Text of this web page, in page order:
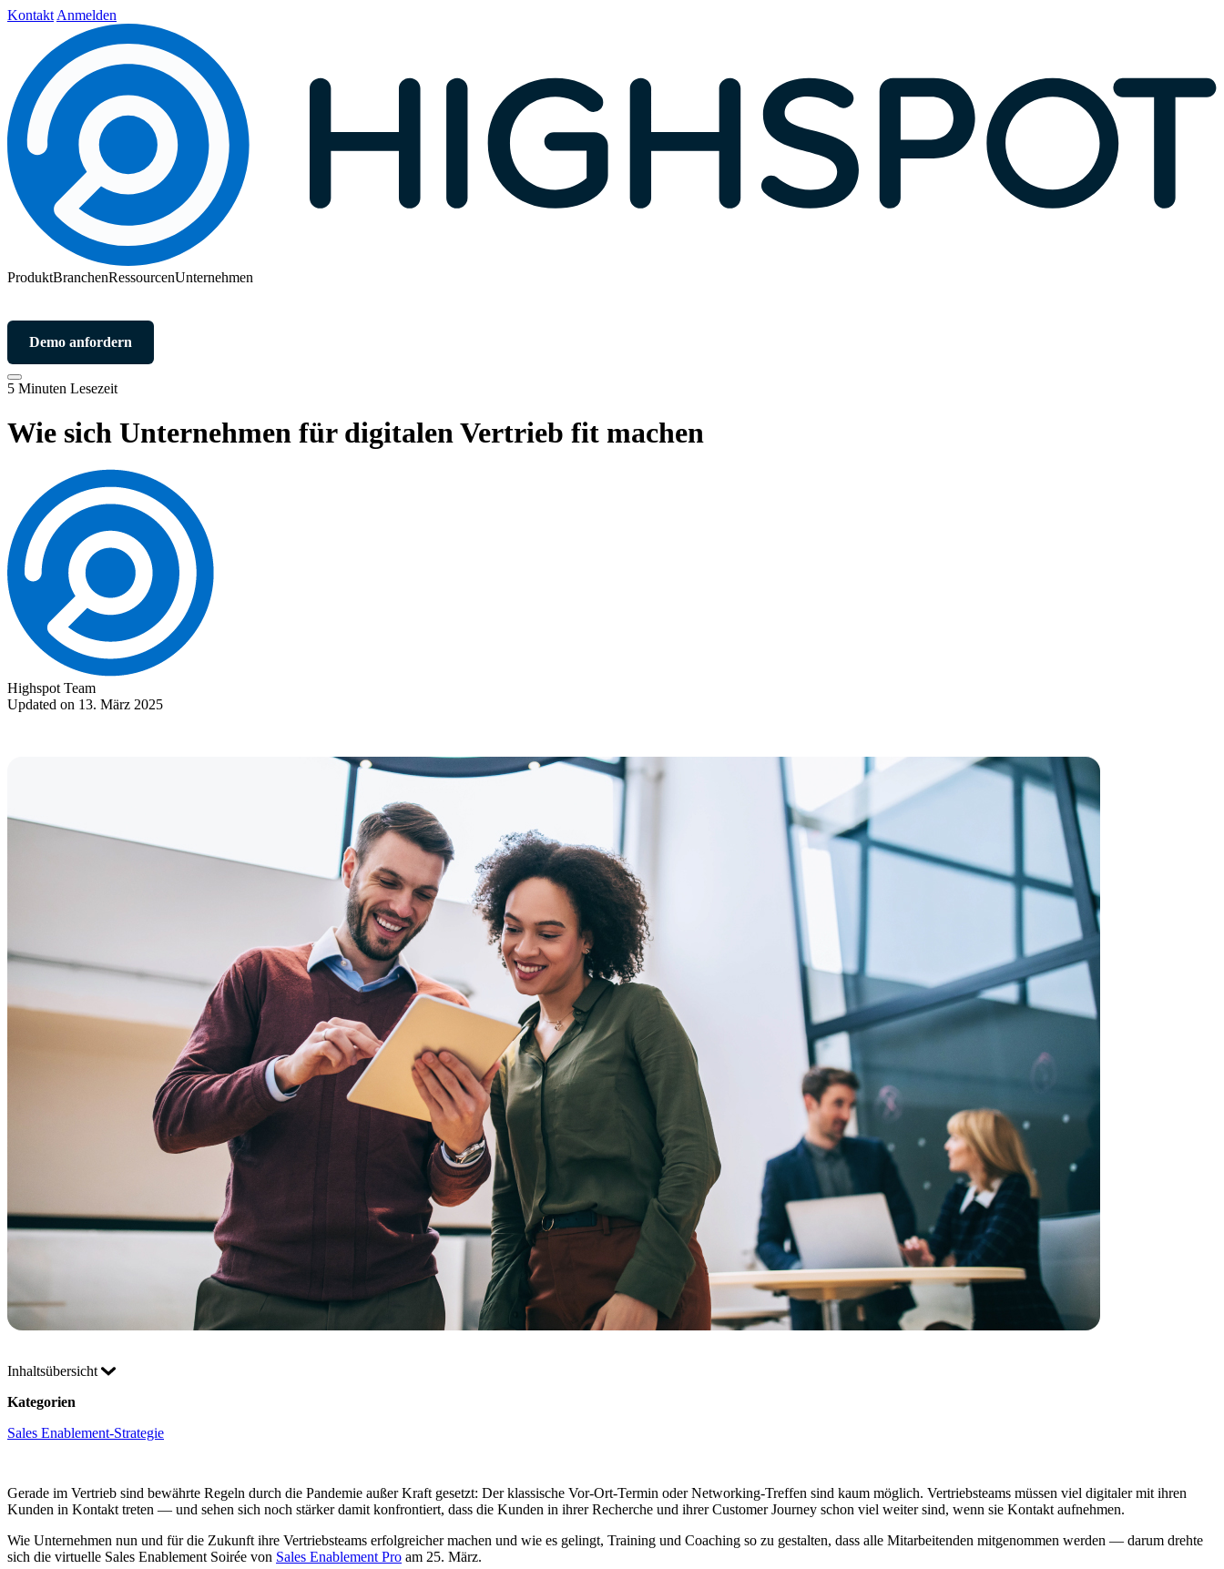
Kontakt Anmelden
ProduktBranchenRessourcenUnternehmen
Demo anfordern
5 Minuten Lesezeit
Wie sich Unternehmen für digitalen Vertrieb fit machen
Highspot Team
Updated on 13. März 2025
Inhaltsübersicht
Kategorien
Sales Enablement-Strategie
Gerade im Vertrieb sind bewährte Regeln durch die Pandemie außer Kraft gesetzt: Der klassische Vor-Ort-Termin oder Networking-Treffen sind kaum möglich. Vertriebsteams müssen viel digitaler mit ihren
Kunden in Kontakt treten — und sehen sich noch stärker damit konfrontiert, dass die Kunden in ihrer Recherche und ihrer Customer Journey schon viel weiter sind, wenn sie Kontakt aufnehmen.
Wie Unternehmen nun und für die Zukunft ihre Vertriebsteams erfolgreicher machen und wie es gelingt, Training und Coaching so zu gestalten, dass alle Mitarbeitenden mitgenommen werden — darum drehte
sich die virtuelle Sales Enablement Soirée von Sales Enablement Pro am 25. März.